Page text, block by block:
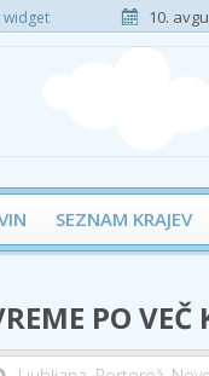
widget 10.
SEZNAM KRAJEV
PO